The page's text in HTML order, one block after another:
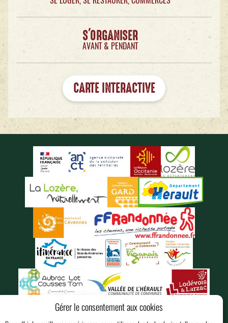
Gérer le consentement aux cookies
S'ORGANISER
AVANT & PENDANT
CARTE INTERACTIVE